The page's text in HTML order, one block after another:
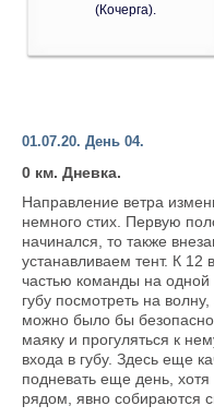
(Кочерга).
01.07.20. День 04.
0 км. Дневка.
Направление ветра
немного стих. Первую
начинался, то также
устанавливаем тент. К
частью команды на одной
губу посмотреть на
можно было бы безопасно
маяку и прогуляться к
входа в губу. Здесь еще
подневать еще день,
рядом, явно собираются